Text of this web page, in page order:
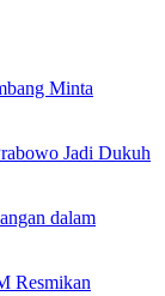
Minta
Jadi Dukuh
dalam
Resmikan